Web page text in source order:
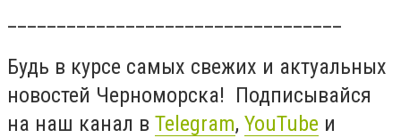
Будь в курсе самых свежих и актуальных
новостей Черноморска! Подписывайся
на наш канал в Telegram, YouTube и